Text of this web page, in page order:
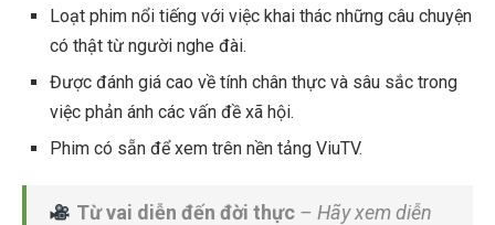
Loạt phim nổi tiếng với việc khai thác những câu chuyện
có thật từ người nghe đài.
Được đánh giá cao về tính chân thực và sâu sắc trong
việc phản ánh các vấn đề xã hội.
Phim có sẵn để xem trên nền tảng ViuTV.
Từ vai diễn đến đời thực– Hãy xem diễn